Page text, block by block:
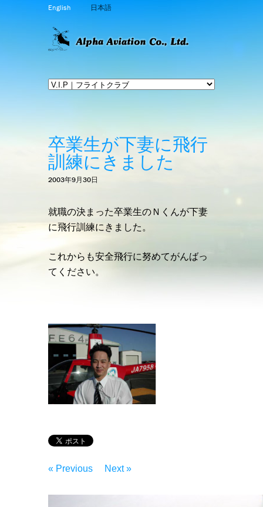
English 日本語
卒業生が下妻に飛行
訓練にきました
2003年9月30日
就職の決まった卒業生のＮくんが下妻
に飛行訓練にきました。
これからも安全飛行に努めてがんばっ
てください。
« Previous Next »